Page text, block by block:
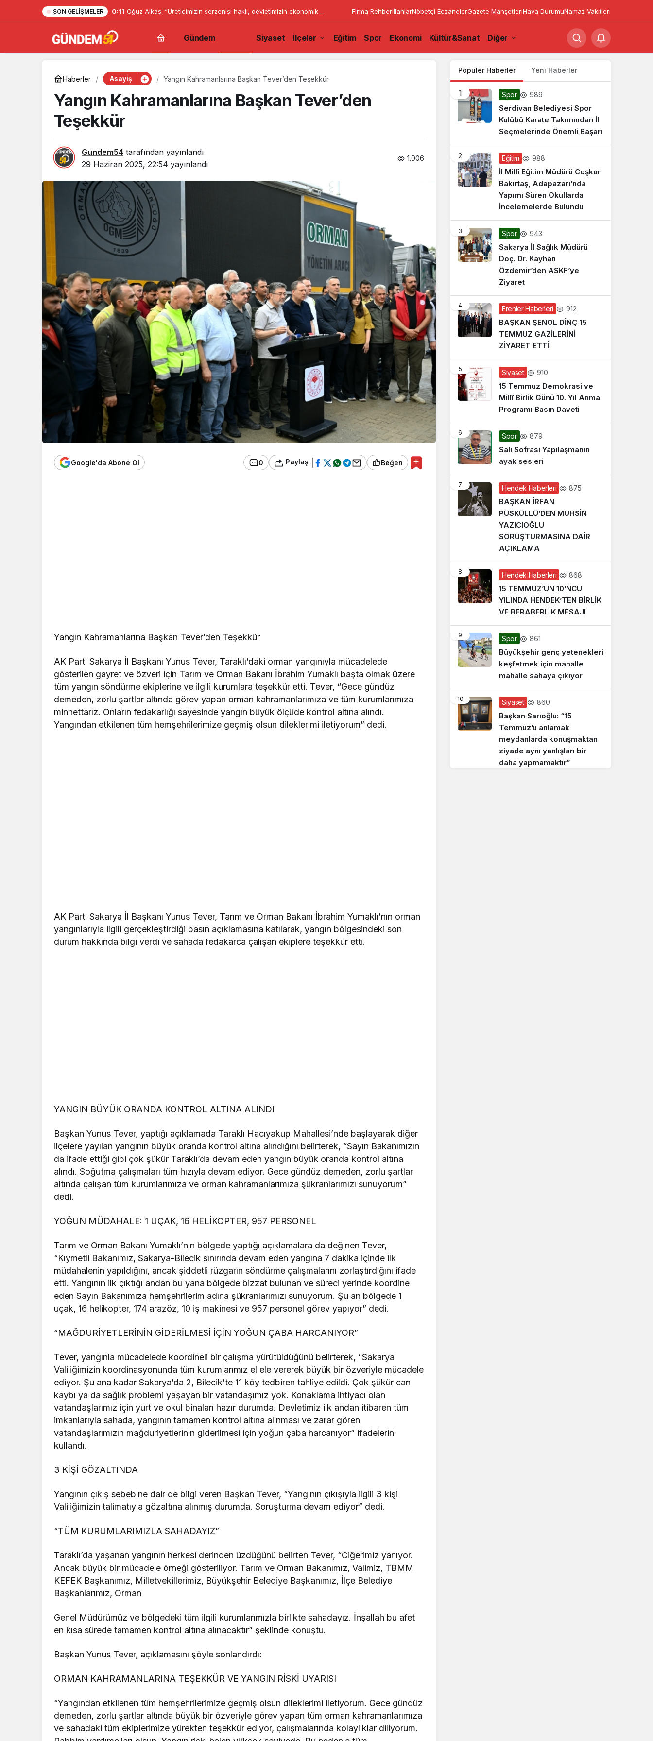
SON GELIŞMELER 0:11 Oğuz Alkaş: “Üreticimizin serzenişi haklı, devletimizin ekonomik Firma RehberiİlanlarNöbetçi EczanelerGazete ManşetleriHava DurumuNamaz Vakitleri
Gündem Siyaset İlçeler Eğitim Spor Ekonomi Kültür&Sanat Diğer
Haberler Asayiş Yangın Kahramanlarına Başkan Tever’den Teşekkür
Yangın Kahramanlarına Başkan Tever’den
Teşekkür
Gundem54 tarafından yayınlandı
29 Haziran 2025, 22:54 yayınlandı
1.006
Google'da Abone Ol 0 Paylaş Beğen
Yangın Kahramanlarına Başkan Tever’den Teşekkür
AK Parti Sakarya İl Başkanı Yunus Tever, Taraklı’daki orman yangınıyla mücadelede
gösterilen gayret ve özveri için Tarım ve Orman Bakanı İbrahim Yumaklı başta olmak üzere
tüm yangın söndürme ekiplerine ve ilgili kurumlara teşekkür etti. Tever, “Gece gündüz
demeden, zorlu şartlar altında görev yapan orman kahramanlarımıza ve tüm kurumlarımıza
minnettarız. Onların fedakarlığı sayesinde yangın büyük ölçüde kontrol altına alındı.
Yangından etkilenen tüm hemşehrilerimize geçmiş olsun dileklerimi iletiyorum” dedi.
AK Parti Sakarya İl Başkanı Yunus Tever, Tarım ve Orman Bakanı İbrahim Yumaklı’nın orman
yangınlarıyla ilgili gerçekleştirdiği basın açıklamasına katılarak, yangın bölgesindeki son
durum hakkında bilgi verdi ve sahada fedakarca çalışan ekiplere teşekkür etti.
YANGIN BÜYÜK ORANDA KONTROL ALTINA ALINDI
Başkan Yunus Tever, yaptığı açıklamada Taraklı Hacıyakup Mahallesi’nde başlayarak diğer
ilçelere yayılan yangının büyük oranda kontrol altına alındığını belirterek, “Sayın Bakanımızın
da ifade ettiği gibi çok şükür Taraklı’da devam eden yangın büyük oranda kontrol altına
alındı. Soğutma çalışmaları tüm hızıyla devam ediyor. Gece gündüz demeden, zorlu şartlar
altında çalışan tüm kurumlarımıza ve orman kahramanlarımıza şükranlarımızı sunuyorum”
dedi.
YOĞUN MÜDAHALE: 1 UÇAK, 16 HELİKOPTER, 957 PERSONEL
Tarım ve Orman Bakanı Yumaklı’nın bölgede yaptığı açıklamalara da değinen Tever,
“Kıymetli Bakanımız, Sakarya-Bilecik sınırında devam eden yangına 7 dakika içinde ilk
müdahalenin yapıldığını, ancak şiddetli rüzgarın söndürme çalışmalarını zorlaştırdığını ifade
etti. Yangının ilk çıktığı andan bu yana bölgede bizzat bulunan ve süreci yerinde koordine
eden Sayın Bakanımıza hemşehrilerim adına şükranlarımızı sunuyorum. Şu an bölgede 1
uçak, 16 helikopter, 174 arazöz, 10 iş makinesi ve 957 personel görev yapıyor” dedi.
“MAĞDURİYETLERİNİN GİDERİLMESİ İÇİN YOĞUN ÇABA HARCANIYOR”
Tever, yangınla mücadelede koordineli bir çalışma yürütüldüğünü belirterek, “Sakarya
Valiliğimizin koordinasyonunda tüm kurumlarımız el ele vererek büyük bir özveriyle mücadele
ediyor. Şu ana kadar Sakarya’da 2, Bilecik’te 11 köy tedbiren tahliye edildi. Çok şükür can
kaybı ya da sağlık problemi yaşayan bir vatandaşımız yok. Konaklama ihtiyacı olan
vatandaşlarımız için yurt ve okul binaları hazır durumda. Devletimiz ilk andan itibaren tüm
imkanlarıyla sahada, yangının tamamen kontrol altına alınması ve zarar gören
vatandaşlarımızın mağduriyetlerinin giderilmesi için yoğun çaba harcanıyor” ifadelerini
kullandı.
3 KİŞİ GÖZALTINDA
Yangının çıkış sebebine dair de bilgi veren Başkan Tever, “Yangının çıkışıyla ilgili 3 kişi
Valiliğimizin talimatıyla gözaltına alınmış durumda. Soruşturma devam ediyor” dedi.
“TÜM KURUMLARIMIZLA SAHADAYIZ”
Taraklı’da yaşanan yangının herkesi derinden üzdüğünü belirten Tever, “Ciğerimiz yanıyor.
Ancak büyük bir mücadele örneği gösteriliyor. Tarım ve Orman Bakanımız, Valimiz, TBMM
KEFEK Başkanımız, Milletvekillerimiz, Büyükşehir Belediye Başkanımız, İlçe Belediye
Başkanlarımız, Orman
Genel Müdürümüz ve bölgedeki tüm ilgili kurumlarımızla birlikte sahadayız. İnşallah bu afet
en kısa sürede tamamen kontrol altına alınacaktır” şeklinde konuştu.
Başkan Yunus Tever, açıklamasını şöyle sonlandırdı:
ORMAN KAHRAMANLARINA TEŞEKKÜR VE YANGIN RİSKİ UYARISI
“Yangından etkilenen tüm hemşehrilerimize geçmiş olsun dileklerimi iletiyorum. Gece gündüz
demeden, zorlu şartlar altında büyük bir özveriyle görev yapan tüm orman kahramanlarımıza
ve sahadaki tüm ekiplerimize yürekten teşekkür ediyor, çalışmalarında kolaylıklar diliyorum.
Popüler Haberler Yeni Haberler
1 Spor 989
Serdivan Belediyesi Spor
Kulübü Karate Takımından İl
Seçmelerinde Önemli Başarı
2 Eğitim 988
İl Millî Eğitim Müdürü Coşkun
Bakırtaş, Adapazarı’nda
Yapımı Süren Okullarda
İncelemelerde Bulundu
3 Spor 943
Sakarya İl Sağlık Müdürü
Doç. Dr. Kayhan
Özdemir’den ASKF’ye
Ziyaret
4 Erenler Haberleri 912
BAŞKAN ŞENOL DİNÇ 15
TEMMUZ GAZİLERİNİ
ZİYARET ETTİ
5 Siyaset 910
15 Temmuz Demokrasi ve
Millî Birlik Günü 10. Yıl Anma
Programı Basın Daveti
6 Spor 879
Salı Sofrası Yapılaşmanın
ayak sesleri
7 Hendek Haberleri 875
BAŞKAN İRFAN
PÜSKÜLLÜ’DEN MUHSİN
YAZICIOĞLU
SORUŞTURMASINA DAİR
AÇIKLAMA
8 Hendek Haberleri 868
15 TEMMUZ’UN 10’NCU
YILINDA HENDEK’TEN BİRLİK
VE BERABERLİK MESAJI
9 Spor 861
Büyükşehir genç yetenekleri
keşfetmek için mahalle
mahalle sahaya çıkıyor
10 Siyaset 860
Başkan Sarıoğlu: “15
Temmuz’u anlamak
meydanlarda konuşmaktan
ziyade aynı yanlışları bir
daha yapmamaktır”